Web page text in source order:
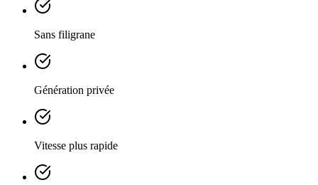
Sans filigrane
Génération privée
Vitesse plus rapide